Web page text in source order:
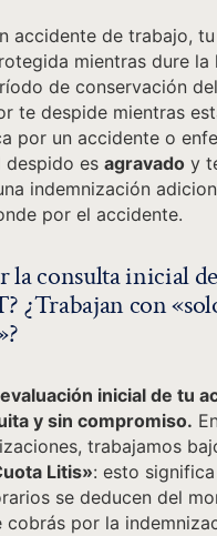
accidente de trabajo,
mientras dure la
de conservación
te despide mientras
por un accidente o
despido es agravado y
indemnización
por el accidente.
la consulta inicial
¿Trabajan con
inicial de tu
y sin compromiso.
trabajamos
Litis»: esto
se deducen del
cobrás por la